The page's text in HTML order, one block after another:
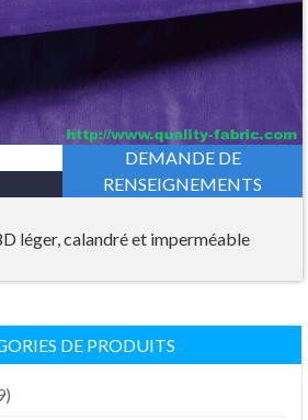
DEMANDE DE
RENSEIGNEMENTS
léger, calandré et imperméable
DE PRODUITS